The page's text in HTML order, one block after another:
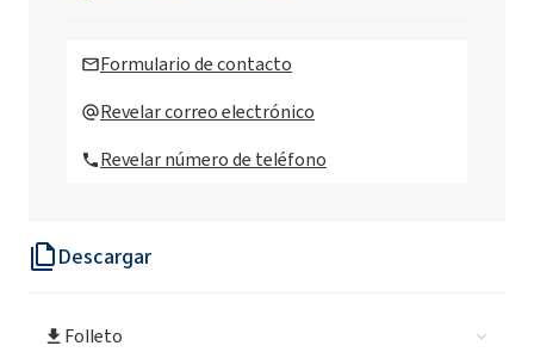
Descargar
Folleto
Formulario de contacto
Revelar correo electrónico
Revelar número de teléfono